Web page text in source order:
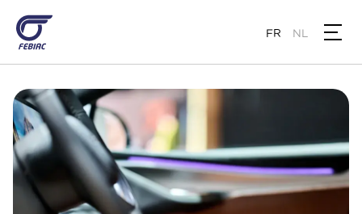
contenu
principal
FR NL